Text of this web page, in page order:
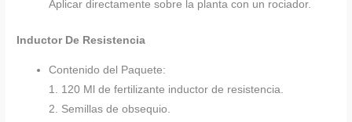
Aplicar directamente sobre la planta con un rociador.
Inductor De Resistencia
Contenido del Paquete:
1. 120 Ml de fertilizante inductor de resistencia.
2. Semillas de obsequio.